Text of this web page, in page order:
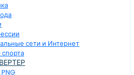
сети и Интернет